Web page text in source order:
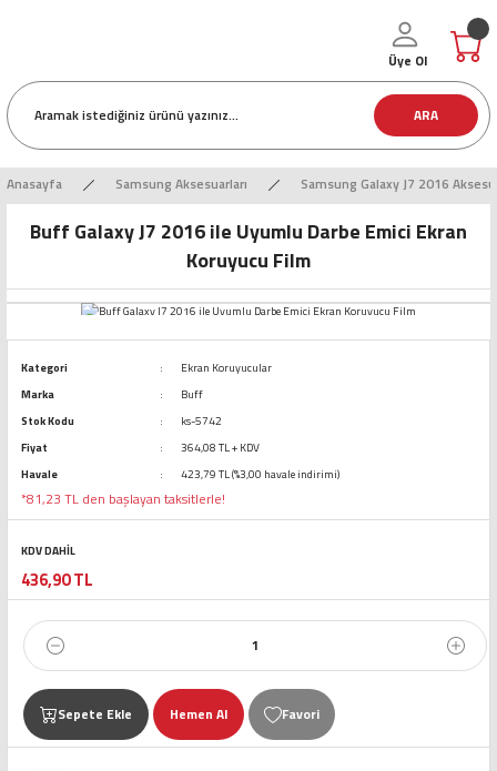
ARA
Üye Ol
Anasayfa Samsung Aksesuarları Samsung Galaxy J7 2016
Buff Galaxy J7 2016 ile Uyumlu Darbe Emici Ekran
Koruyucu Film
Kategori
Ekran Koruyucular
Marka
Buff
Stok Kodu
ks-5742
Fiyat
364,08 TL + KDV
Havale
423,79 TL (%3,00 havale indirimi)
*81,23 TL den başlayan taksitlerle!
KDV DAHİL
436,90 TL
Sepete Ekle Hemen Al